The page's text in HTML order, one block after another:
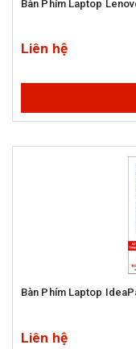
Bàn Phím Laptop
Liên hệ
Bàn Phím Laptop
Liên hệ